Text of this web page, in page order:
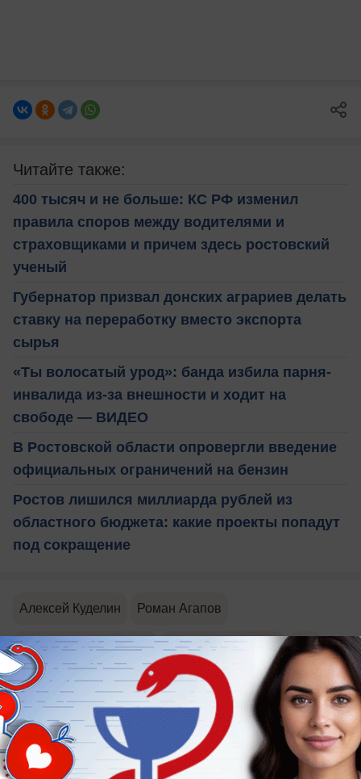
Читайте также:
400 тысяч и не больше: КС РФ изменил
правила споров между водителями и
страховщиками и причем здесь ростовский
ученый
Губернатор призвал донских аграриев делать
ставку на переработку вместо экспорта
сырья
«Ты волосатый урод»: банда избила парня-
инвалида из-за внешности и ходит на
свободе — ВИДЕО
В Ростовской области опровергли введение
официальных ограничений на бензин
Ростов лишился миллиарда рублей из
областного бюджета: какие проекты попадут
под сокращение
Алексей Куделин Роман Агапов
Виталий Проскуряков Елена Золотарева суд
взятка
2 комментария